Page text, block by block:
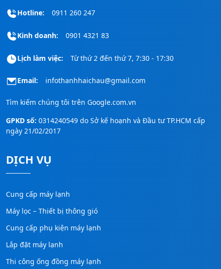
Hotline: 0911 260 247
Kinh doanh: 0901 4321 83
Lịch làm việc: Từ thứ 2 đến thứ 7, 7:30 - 17:30
Email: infothanhhaichau@gmail.com
Tìm kiếm chúng tôi trên Google.com.vn
GPKD số: 0314240549 do Sở kế hoạnh và Đầu tư TP.HCM cấp
ngày 21/02/2017
DỊCH VỤ
Cung cấp máy lạnh
Máy lọc – Thiết bị thông gió
Cung cấp phụ kiện máy lạnh
Lắp đặt máy lạnh
Thi công ống đồng máy lạnh